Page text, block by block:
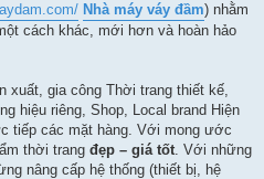
Nhà máy váy đầm) nhằm
cách khác, mới hơn và hoàn hảo
xuất, gia công Thời trang thiết kế,
hiệu riêng, Shop, Local brand Hiện
tiếp các mặt hàng. Với mong ước
thời trang đẹp – giá tốt. Với những
nâng cấp hệ thống (thiết bị, hệ